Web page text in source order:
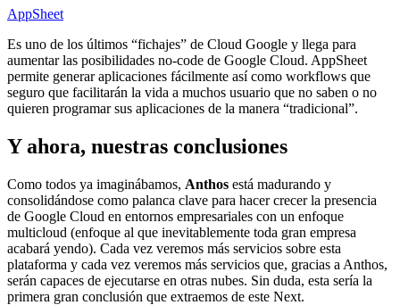
AppSheet
Es uno de los últimos “fichajes” de Cloud Google y llega para
aumentar las posibilidades no-code de Google Cloud. AppSheet
permite generar aplicaciones fácilmente así como workflows que
seguro que facilitarán la vida a muchos usuario que no saben o no
quieren programar sus aplicaciones de la manera “tradicional”.
Y ahora, nuestras conclusiones
Como todos ya imaginábamos, Anthos está madurando y
consolidándose como palanca clave para hacer crecer la presencia
de Google Cloud en entornos empresariales con un enfoque
multicloud (enfoque al que inevitablemente toda gran empresa
acabará yendo). Cada vez veremos más servicios sobre esta
plataforma y cada vez veremos más servicios que, gracias a Anthos,
serán capaces de ejecutarse en otras nubes. Sin duda, esta sería la
primera gran conclusión que extraemos de este Next.